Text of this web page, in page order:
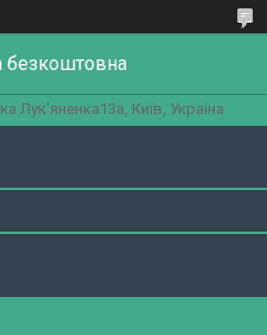
безкоштовна
Лук'яненка13а, Київ, Україна